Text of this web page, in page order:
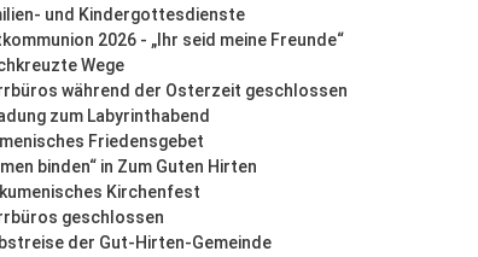
und Kindergottesdienste
2026 - „Ihr seid meine Freunde“
Wege
während der Osterzeit geschlossen
zum Labyrinthabend
Friedensgebet
binden“ in Zum Guten Hirten
Kirchenfest
geschlossen
der Gut-Hirten-Gemeinde